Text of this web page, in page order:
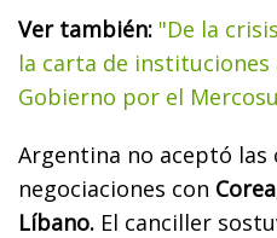
Ver también: "De la
la carta de
Gobierno por el
Argentina no aceptó las
negociaciones con
Líbano. El canciller